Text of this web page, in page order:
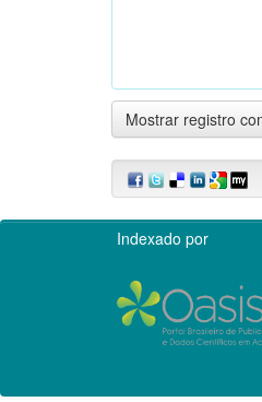
Mostrar registro
Indexado por